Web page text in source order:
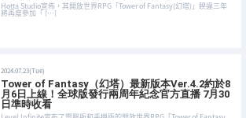
Hotta Studio宣佈，其開放世界RPG「Tower of Fantasy(幻塔)」睽違三年
將再度參加「 […]
2024.07.23(Tue)
Tower of Fantasy（幻塔）最新版本Ver.4.2約於8
月6日上線！全球版發行兩周年紀念官方直播 7月30
日準時收看